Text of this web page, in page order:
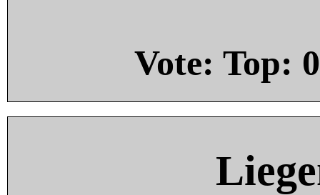
Vote: Top: 0